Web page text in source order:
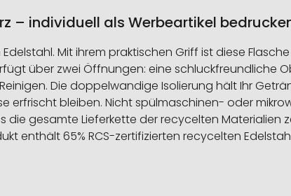
– individuell als Werbeartikel
Mit ihrem praktischen Griff ist diese
über zwei Öffnungen: eine schluckfreundliche
Die doppelwandige Isolierung hält Ihr
erfrischt bleiben. Nicht spülmaschinen- oder
gesamte Lieferkette der recycelten Materialien
enthält 65% RCS-zertifizierten recycelten